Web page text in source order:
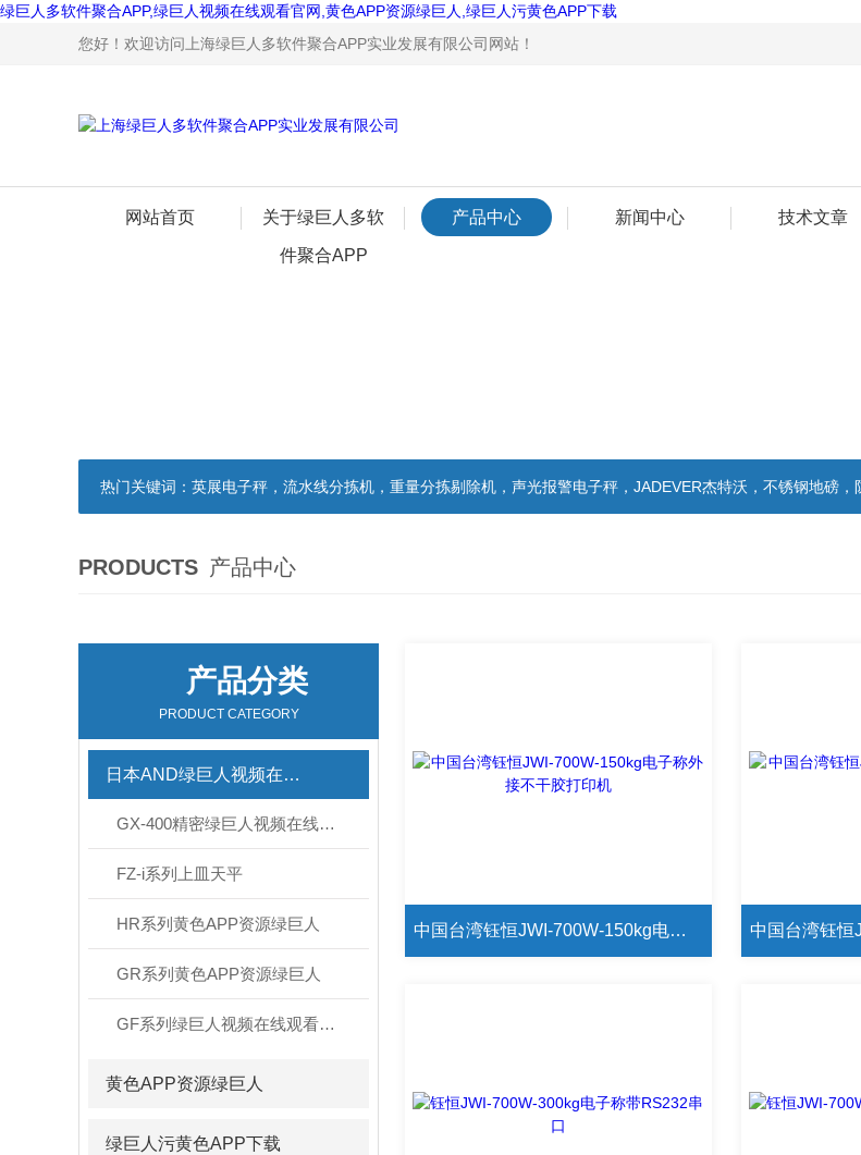
绿巨人多软件聚合APP,绿巨人视频在线观看官网,黄色APP资源绿巨人,绿巨人污黄色APP下载
您好！欢迎访问上海绿巨人多软件聚合APP实业发展有限公司网站！
网站首页 关于绿巨人多软
件聚合APP
产品中心 新闻中心 技术文章
热门关键词： 英展电子秤，流水线分拣机，重量分拣剔除机，声光报警电子秤，JADEVER杰特沃，不锈钢地磅，防水台称，美国双杰
PRODUCTS 产品中心
产品分类
PRODUCT CATEGORY
日本AND绿巨人视频在线观看官网
GX-400精密绿巨人视频在线观看官网
FZ-i系列上皿天平
HR系列黄色APP资源绿巨人
GR系列黄色APP资源绿巨人
GF系列绿巨人视频在线观看官网
黄色APP资源绿巨人
绿巨人污黄色APP下载
中国台湾钰恒JWI-700W-150kg电子称外接不干胶打印机